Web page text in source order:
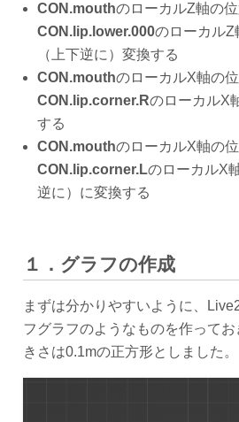
CON.mouthのローカルZ軸の
CON.lip.lower.000のローカルZ
（上下逆に）変換する
CON.mouthのローカルX軸の
CON.lip.corner.RのローカルX
する
CON.mouthのローカルX軸の
CON.lip.corner.LのローカルX
逆に）に変換する
１．グラフの作成
まずは分かりやすいように、
フグラフのようなものを作って
きさは0.1mの正方形としました。